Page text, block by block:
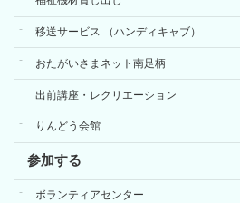
移送サービス （ハンディキャブ）
おたがいさまネット南足柄
出前講座・レクリエーション
りんどう会館
参加する
ボランティアセンター